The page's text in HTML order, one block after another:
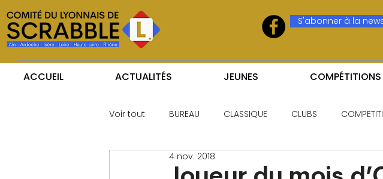
S'abonner à la
ACCUEIL ACTUALITÉS JEUNES COMPÉTITIONS
Voir tout BUREAU CLASSIQUE CLUBS
4 nov. 2018